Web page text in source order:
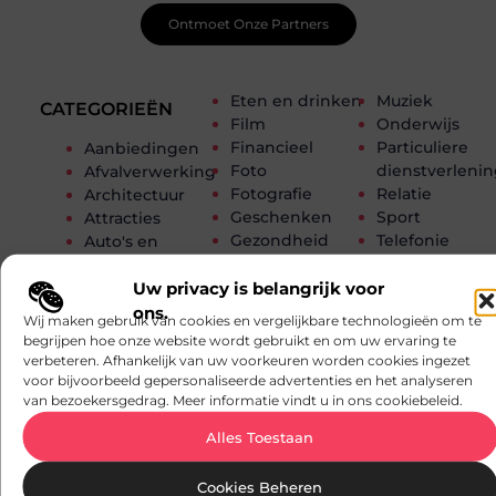
Uw privacy is belangrijk voor
ons.
Wij maken gebruik van cookies en vergelijkbare technologieën om te
begrijpen hoe onze website wordt gebruikt en om uw ervaring te
verbeteren. Afhankelijk van uw voorkeuren worden cookies ingezet
voor bijvoorbeeld gepersonaliseerde advertenties en het analyseren
van bezoekersgedrag. Meer informatie vindt u in ons cookiebeleid.
Alles Toestaan
Cookies Beheren
CATEGORIEËN
Aanbiedingen
Afvalverwerking
Architectuur
Attracties
Auto's en
Banen en
opleidingen
Beauty en
verzorging
Bedrijven
Bloemen
Eten en drinken
Film
Financieel
Foto
Fotografie
Geschenken
Gezondheid
Hobby en vrije
Horeca
Huishoudelijk
Industrie
Internet
marketing
Muziek
Onderwijs
Particuliere
Relatie
Sport
Telefonie
Toerisme
buitenleven
Vakantie
Verbouwen
Vervoer en
Woning en
Ontmoet Onze Partners